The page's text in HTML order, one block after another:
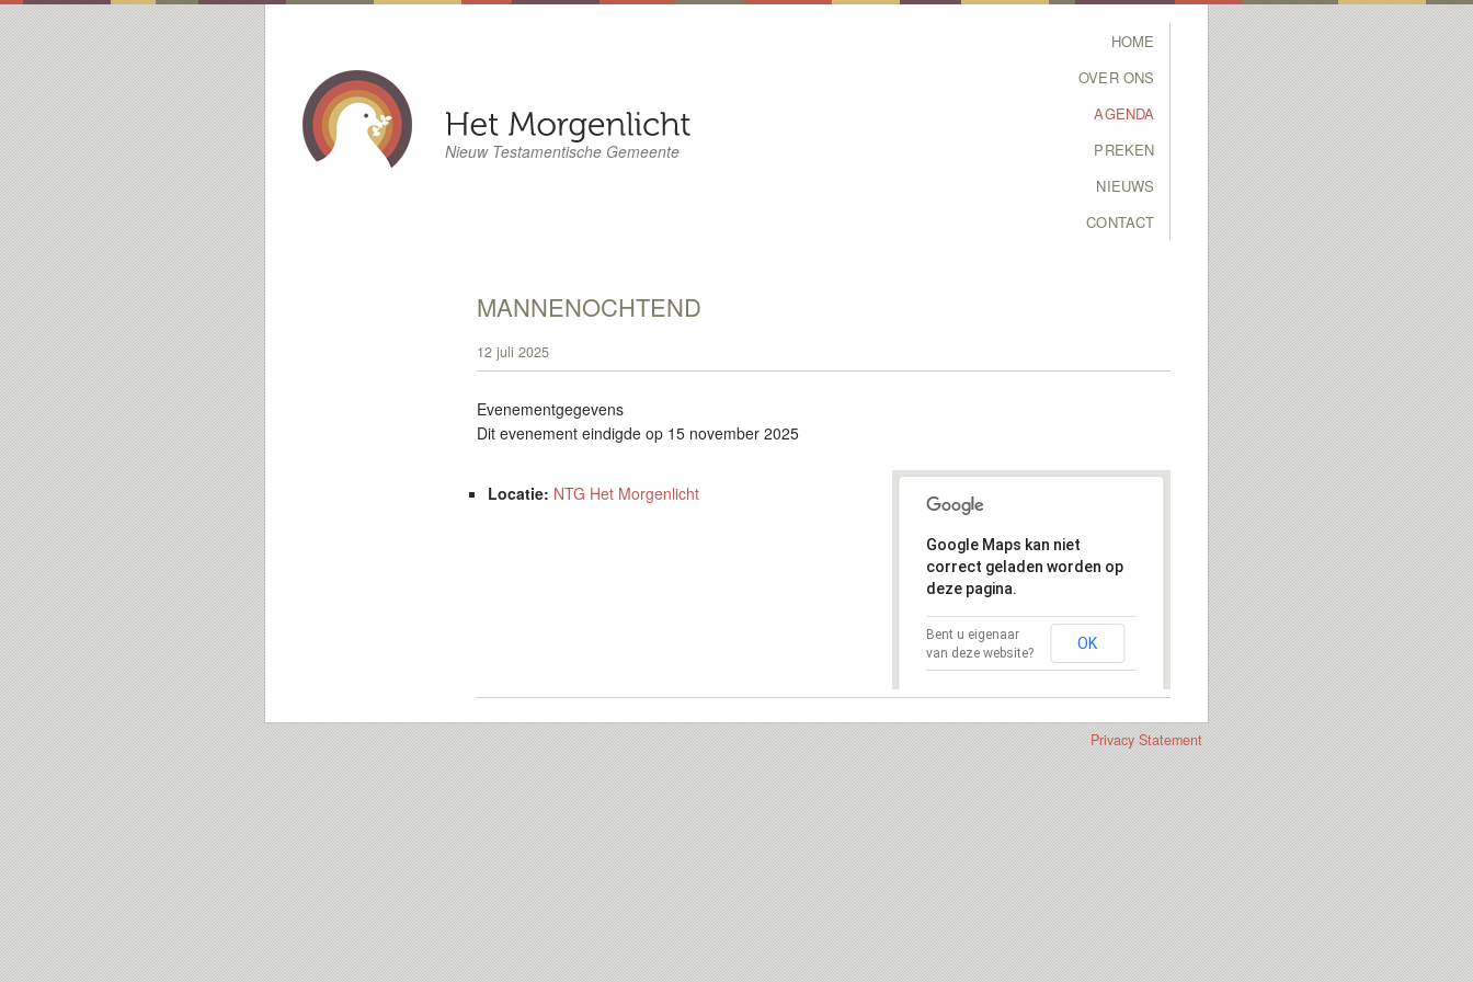
Nieuw Testamentische Gemeente
SKIP TO PRIMARY
CONTENT
SKIP TO SECONDARY
CONTENT
HOME
OVER ONS
AGENDA
PREKEN
NIEUWS
CONTACT
MANNENOCHTEND
12 juli 2025
Evenementgegevens
Dit evenement eindigde op 15 november 2025
Locatie: NTG Het Morgenlicht
Google Maps kan niet
correct geladen worden op
deze pagina.
Bent u eigenaar
van deze website?
OK
Privacy Statement